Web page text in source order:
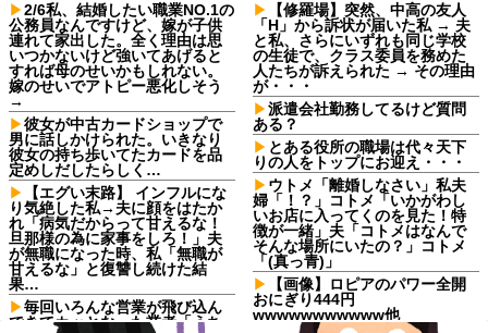
2/6私、結婚したい職業NO.1の
公務員なんですけど、嫁が子供
連れて家出した。全く理由は思
いつかないけど強いてあげると
すれば母のせいかもしれない。
嫁のせいでアトピー悪化しそう
→
彼女が中古カードショップで
男に話しかけられた。いきなり
彼女の持ち歩いてたカードを品
定めしだしたらしく…
【エグい末路】 インフルにな
り気絶した私→夫に顔をはたか
れ「病気だからって甘えるな！
旦那様の為に家事をしろ！」夫
が無職になった時、私「無職が
甘えるな」と復讐し続けた結
果…
毎回いろんな営業が飛び込ん
できてカッとなった業者「うち
【修羅場】突然、中高の友人
「H」から訴状が届いた私 → 夫
と私、さらにいずれも同じ学校
の生徒で、クラス委員を務めた
人たちが訴えられた → その理由
が・・・
派遣会社勤務してるけど質問
ある？
とある役所の職場は代々天下
りの人をトップにお迎え・・・
ウトメ「離婚しなさい」私夫
婦「！？」コトメ「いかがわし
いお店に入ってくのを見た！特
徴が一緒」夫「コトメはなんで
そんな場所にいたの？」コトメ
「(真っ青)」
【画像】ロピアのパワー全開
おにぎり444円
wwwwwwwwwww他